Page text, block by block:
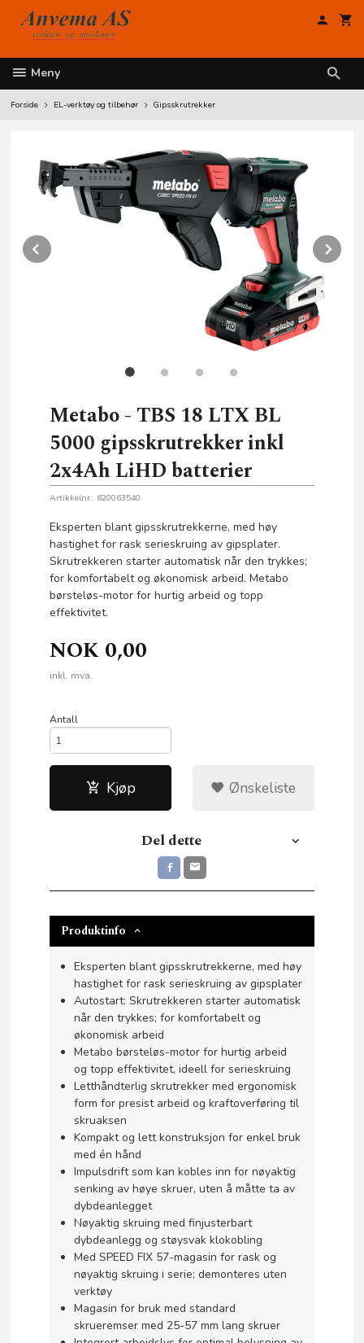
innholdet
Meny
Forside EL-verktøy og tilbehør Gipsskrutrekker
Prev
Metabo - TBS 18 LTX BL
5000 gipsskrutrekker inkl
2x4Ah LiHD batterier
Artikkelnr.: 620063540
Eksperten blant gipsskrutrekkerne, med høy
hastighet for rask serieskruing av gipsplater.
Skrutrekkeren starter automatisk når den trykkes;
for komfortabelt og økonomisk arbeid. Metabo
børsteløs-motor for hurtig arbeid og topp
effektivitet.
NOK 0,00
inkl. mva.
Antall
Kjøp Ønskeliste
Del dette
Produktinfo
Eksperten blant gipsskrutrekkerne, med høy
hastighet for rask serieskruing av gipsplater
Autostart: Skrutrekkeren starter automatisk
når den trykkes; for komfortabelt og
økonomisk arbeid
Metabo børsteløs-motor for hurtig arbeid
og topp effektivitet, ideell for serieskruing
Letthåndterlig skrutrekker med ergonomisk
form for presist arbeid og kraftoverføring til
skruaksen
Kompakt og lett konstruksjon for enkel bruk
med én hånd
Impulsdrift som kan kobles inn for nøyaktig
senking av høye skruer, uten å måtte ta av
dybdeanlegget
Nøyaktig skruing med finjusterbart
dybdeanlegg og støysvak klokobling
Med SPEED FIX 57-magasin for rask og
nøyaktig skruing i serie; demonteres uten
verktøy
Magasin for bruk med standard
skrueremser med 25-57 mm lang skruer